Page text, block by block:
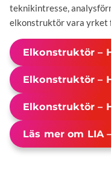
teknikintresse,
elkonstruktör vara yrket
Elkonstruktör –
Elkonstruktör –
Elkonstruktör –
Läs mer om LIA